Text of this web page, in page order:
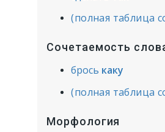
(полная таблица
Сочетаемость
брось каку
(полная таблица
Морфология